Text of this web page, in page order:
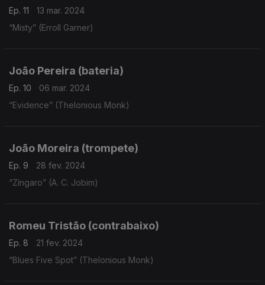
Ep. 11
13 mar. 2024
“Misty” (Erroll Garner)
João Pereira (bateria)
Ep. 10
06 mar. 2024
“Evidence” (Thelonious Monk)
João Moreira (trompete)
Ep. 9
28 fev. 2024
“Zíngaro” (A. C. Jobim)
Romeu Tristão (contrabaixo)
Ep. 8
21 fev. 2024
“Blues Five Spot” (Thelonious Monk)